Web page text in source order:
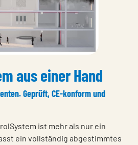
aus einer Hand
Geprüft, CE-konform und
ist mehr als nur ein
ein vollständig abgestimmtes